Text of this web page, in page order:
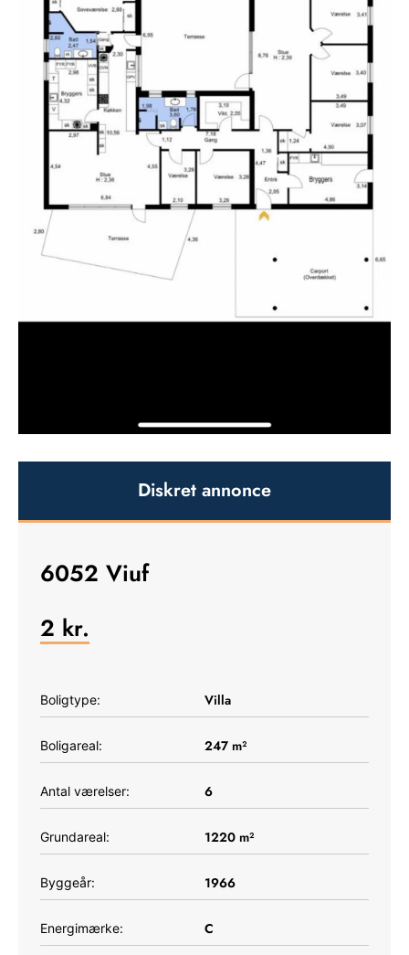
Diskret annonce
6052 Viuf
2 kr.
Boligtype: Villa
Boligareal: 247 m²
Antal værelser: 6
Grundareal: 1220 m²
Byggeår: 1966
Energimærke: C